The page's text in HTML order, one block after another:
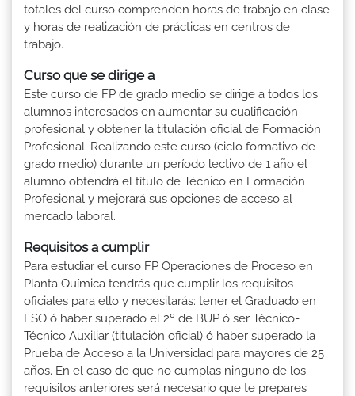
totales del curso comprenden horas de trabajo en clase
y horas de realización de prácticas en centros de
trabajo.
Curso que se dirige a
Este curso de FP de grado medio se dirige a todos los
alumnos interesados en aumentar su cualificación
profesional y obtener la titulación oficial de Formación
Profesional. Realizando este curso (ciclo formativo de
grado medio) durante un período lectivo de 1 año el
alumno obtendrá el título de Técnico en Formación
Profesional y mejorará sus opciones de acceso al
mercado laboral.
Requisitos a cumplir
Para estudiar el curso FP Operaciones de Proceso en
Planta Química tendrás que cumplir los requisitos
oficiales para ello y necesitarás: tener el Graduado en
ESO ó haber superado el 2º de BUP ó ser Técnico-
Técnico Auxiliar (titulación oficial) ó haber superado la
Prueba de Acceso a la Universidad para mayores de 25
años. En el caso de que no cumplas ninguno de los
requisitos anteriores será necesario que te prepares